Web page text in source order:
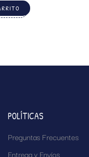
POLÍTICAS
Preguntas Frecuentes
Entrega y Envíos